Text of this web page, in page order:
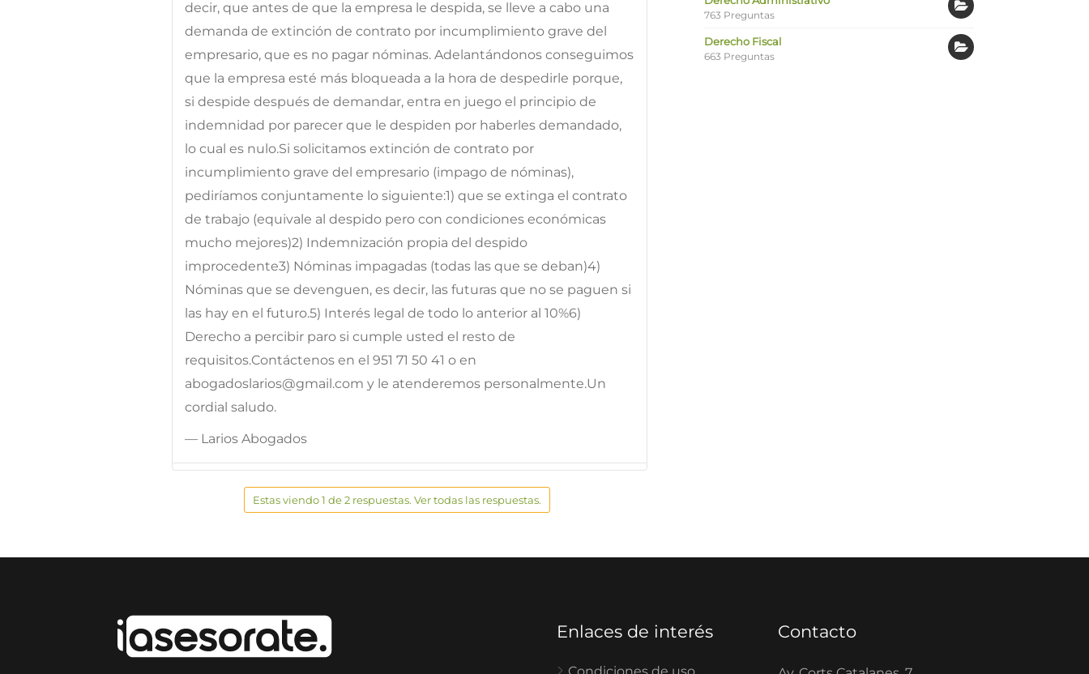
decir, que antes de que la empresa le despida, se lleve a cabo una
demanda de extinción de contrato por incumplimiento grave del
empresario, que es no pagar nóminas. Adelantándonos conseguimos
que la empresa esté más bloqueada a la hora de despedirle porque,
si despide después de demandar, entra en juego el principio de
indemnidad por parecer que le despiden por haberles demandado,
lo cual es nulo.Si solicitamos extinción de contrato por
incumplimiento grave del empresario (impago de nóminas),
pediríamos conjuntamente lo siguiente:1) que se extinga el contrato
de trabajo (equivale al despido pero con condiciones económicas
mucho mejores)2) Indemnización propia del despido
improcedente3) Nóminas impagadas (todas las que se deban)4)
Nóminas que se devenguen, es decir, las futuras que no se paguen si
las hay en el futuro.5) Interés legal de todo lo anterior al 10%6)
Derecho a percibir paro si cumple usted el resto de
requisitos.Contáctenos en el 951 71 50 41 o en
abogadoslarios@gmail.com y le atenderemos personalmente.Un
cordial saludo.
— Larios Abogados
Estas viendo 1 de 2 respuestas. Ver todas las respuestas.
763 Preguntas
Derecho Fiscal
663 Preguntas
Enlaces de interés Contacto